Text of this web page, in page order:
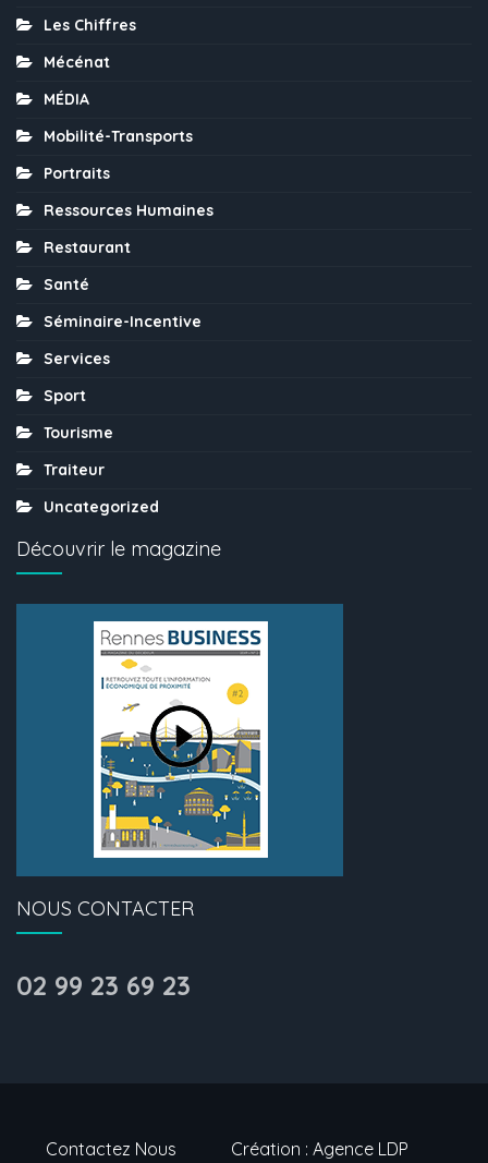
Les Chiffres
Mécénat
MÉDIA
Mobilité-Transports
Portraits
Ressources Humaines
Restaurant
Santé
Séminaire-Incentive
Services
Sport
Tourisme
Traiteur
Uncategorized
Découvrir le magazine
NOUS CONTACTER
02 99 23 69 23
Contactez Nous Création : Agence LDP